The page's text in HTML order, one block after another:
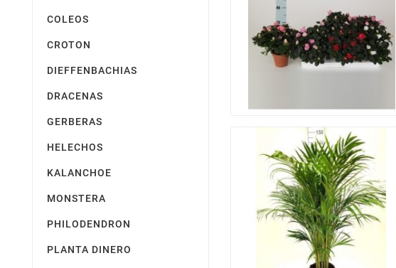
COLEOS
CROTON
DIEFFENBACHIAS
DRACENAS
GERBERAS
HELECHOS
KALANCHOE
MONSTERA
PHILODENDRON
PLANTA DINERO